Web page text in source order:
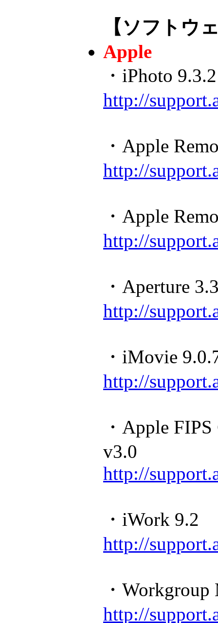
【ソフトウ
Apple
・iPhoto 9.3.2
http://
・Apple
http://
・Apple
http://
・Aperture
http://
・iMovie
http://
・Apple
v3.0
http://
・iWork 9.2
http://
・Workgroup
http://